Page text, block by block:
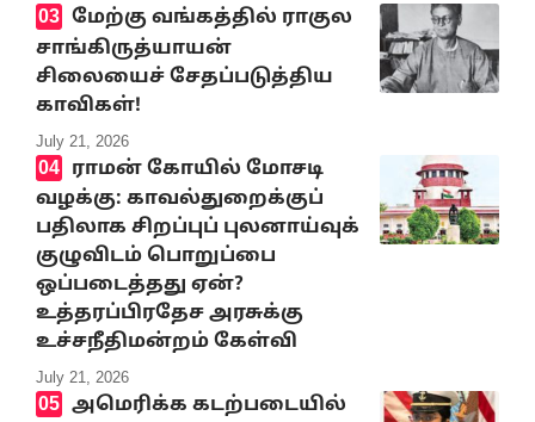
மேற்கு வங்கத்தில் ராகுல
சாங்கிருத்யாயன்
சிலையைச் சேதப்படுத்திய
காவிகள்!
July 21, 2026
ராமன் கோயில் மோசடி
வழக்கு: காவல்துறைக்குப்
பதிலாக சிறப்புப் புலனாய்வுக்
குழுவிடம் பொறுப்பை
ஒப்படைத்தது ஏன்?
உத்தரப்பிரதேச அரசுக்கு
உச்சநீதிமன்றம் கேள்வி
July 21, 2026
அமெரிக்க கடற்படையில்